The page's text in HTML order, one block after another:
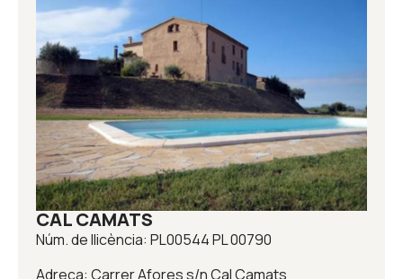
CAL CAMATS
Núm. de llicència: PL00544 PL 00790
Adreça: Carrer Afores s/n Cal Camats